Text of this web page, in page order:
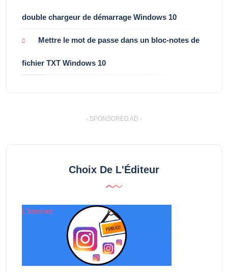
double chargeur de démarrage Windows 10
Mettre le mot de passe dans un bloc-notes de
fichier TXT Windows 10
- SPONSORED AD -
Choix De L'Éditeur
L'Internet